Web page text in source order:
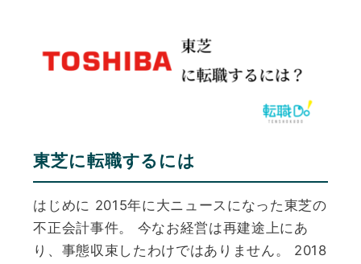
東芝に転職するには
はじめに 2015年に大ニュースになった東芝の
不正会計事件。 今なお経営は再建途上にあ
り、事態収束したわけではありません。 2018